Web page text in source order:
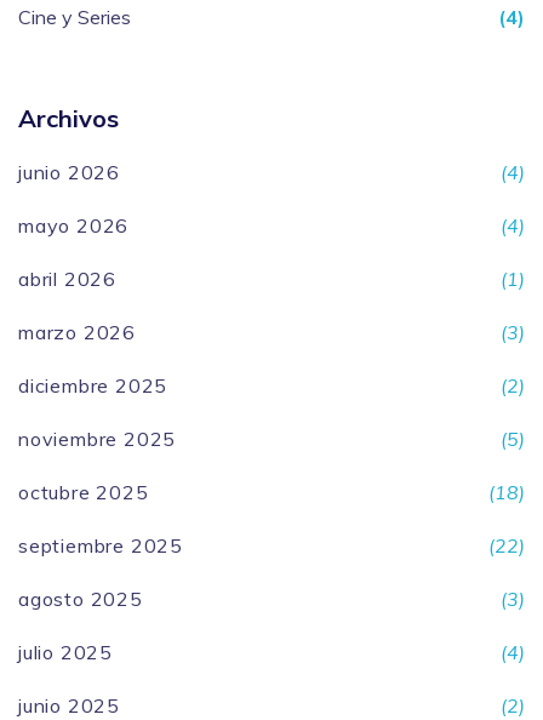
Cine y Series (4)
Archivos
junio 2026 (4)
mayo 2026 (4)
abril 2026 (1)
marzo 2026 (3)
diciembre 2025 (2)
noviembre 2025 (5)
octubre 2025 (18)
septiembre 2025 (22)
agosto 2025 (3)
julio 2025 (4)
junio 2025 (2)